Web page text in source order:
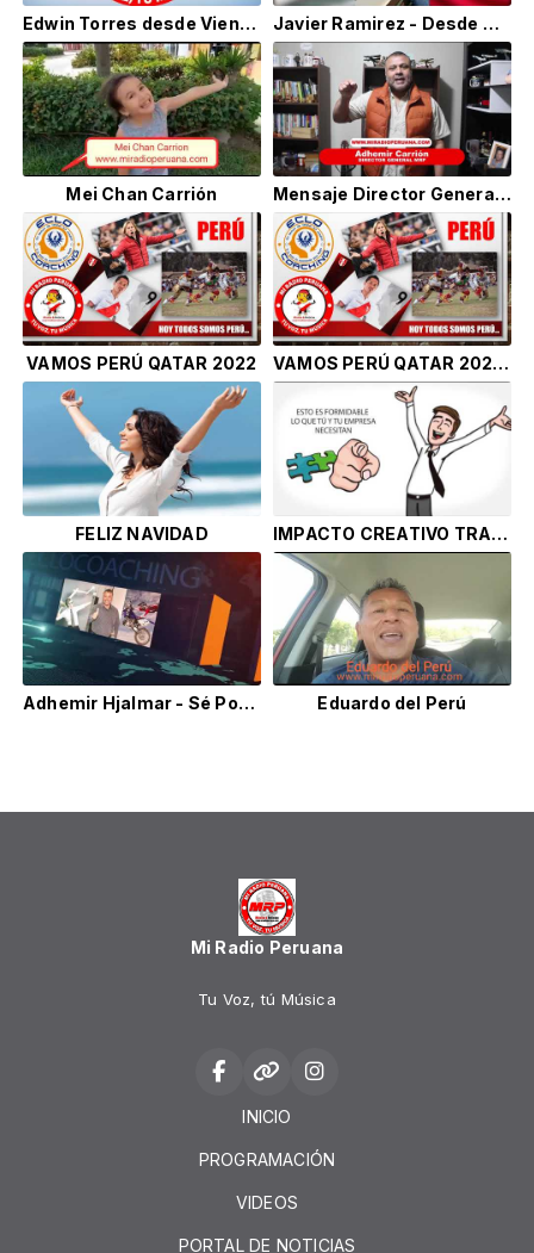
Edwin Torres desde Viena Austria Javier Ramirez - Desde Alemania para Mi Radio Peruana
Mei Chan Carrión Mensaje Director General MRP
VAMOS PERÚ QATAR 2022 VAMOS PERÚ QATAR 2022 GM
FELIZ NAVIDAD IMPACTO CREATIVO TRAINING
Adhemir Hjalmar - Sé Positivo Eduardo del Perú
Mi Radio Peruana
Tu Voz, tú Música
INICIO
PROGRAMACIÓN
VIDEOS
PORTAL DE NOTICIAS